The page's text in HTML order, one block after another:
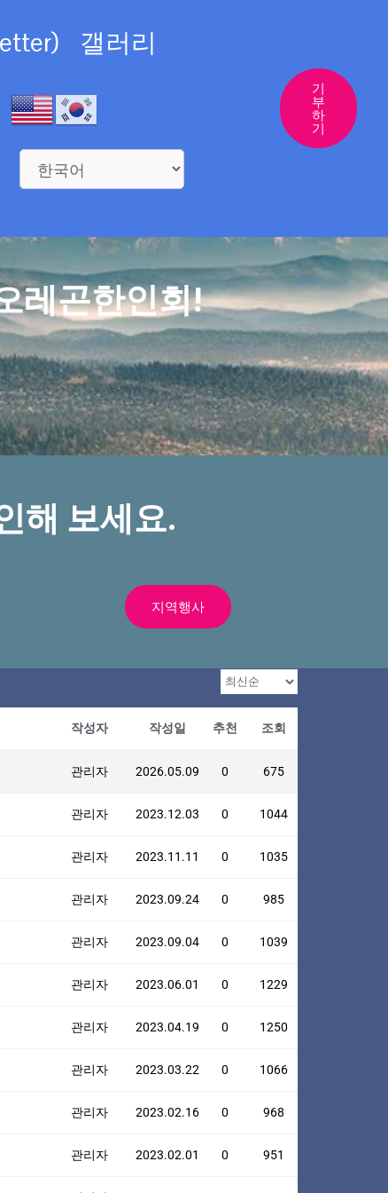
갤러리
기
부
하
기
레곤한인회!
해 보세요.
지역행사
작성자 작성일 추천 조회
관리자 2026.05.09 0 675
관리자 2023.12.03 0 1044
관리자 2023.11.11 0 1035
관리자 2023.09.24 0 985
관리자 2023.09.04 0 1039
관리자 2023.06.01 0 1229
관리자 2023.04.19 0 1250
관리자 2023.03.22 0 1066
관리자 2023.02.16 0 968
관리자 2023.02.01 0 951